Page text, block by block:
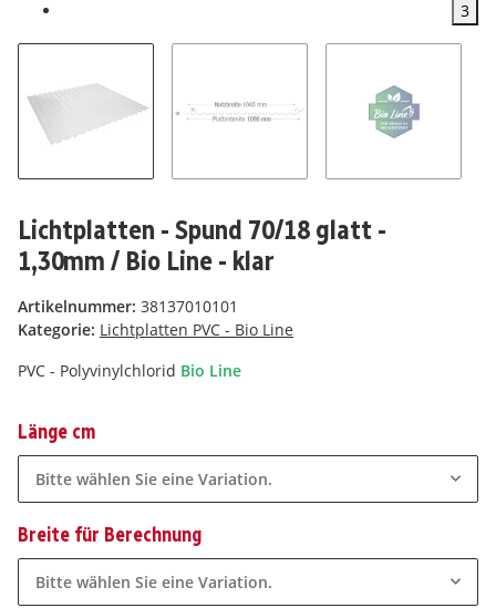
3
Lichtplatten - Spund 70/18 glatt -
1,30mm / Bio Line - klar
Artikelnummer: 38137010101
Kategorie: Lichtplatten PVC - Bio Line
PVC - Polyvinylchlorid Bio Line
Länge cm
Bitte wählen Sie eine Variation.
Breite für Berechnung
Bitte wählen Sie eine Variation.